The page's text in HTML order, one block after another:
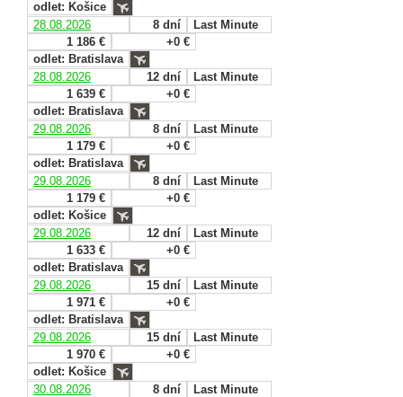
odlet: Košice
28.08.2026
8 dní
Last Minute
1 186 €
+0 €
odlet: Bratislava
28.08.2026
12 dní
Last Minute
1 639 €
+0 €
odlet: Bratislava
29.08.2026
8 dní
Last Minute
1 179 €
+0 €
odlet: Bratislava
29.08.2026
8 dní
Last Minute
1 179 €
+0 €
odlet: Košice
29.08.2026
12 dní
Last Minute
1 633 €
+0 €
odlet: Bratislava
29.08.2026
15 dní
Last Minute
1 971 €
+0 €
odlet: Bratislava
29.08.2026
15 dní
Last Minute
1 970 €
+0 €
odlet: Košice
30.08.2026
8 dní
Last Minute